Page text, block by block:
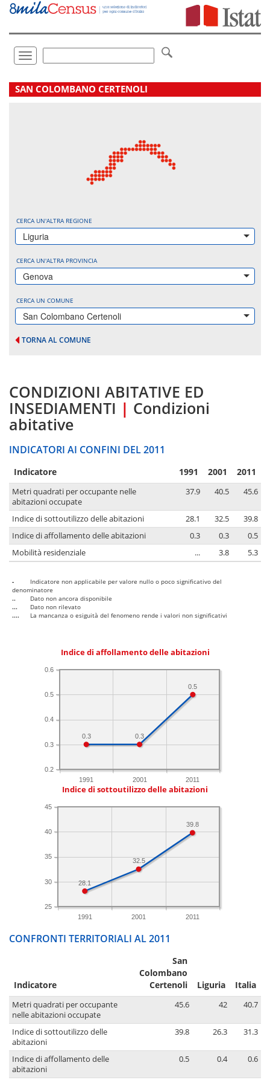
Vai
direttamente
Toggle
navigation
.
SAN COLOMBANO CERTENOLI
CERCA UN'ALTRA REGIONE
Liguria
CERCA UN'ALTRA PROVINCIA
Genova
CERCA UN COMUNE
San Colombano Certenoli
TORNA AL COMUNE
CONDIZIONI ABITATIVE ED
INSEDIAMENTI | Condizioni
abitative
INDICATORI AI CONFINI DEL 2011
Indicatore 1991 2001 2011
Metri quadrati per occupante nelle
abitazioni occupate
37.9 40.5 45.6
Indice di sottoutilizzo delle abitazioni 28.1 32.5
39.8
Indice di affollamento delle abitazioni
0.3 0.3
0.5
Mobilità residenziale
... 3.8 5.3
-
Indicatore non applicabile per valore nullo o poco significativo del
denominatore
..
Dato non ancora disponibile
...
Dato non rilevato
....
La mancanza o esiguità del fenomeno rende i valori non significativi
Indice di affollamento delle abitazioni
1991 2001 2011
0.2
0.3
0.4
0.5
0.6
0.5
0.3
0.3
Indice di sottoutilizzo delle abitazioni
1991 2001 2011
25
30
35
40
45
39.8
32.5
28.1
CONFRONTI TERRITORIALI AL 2011
Indicatore
San
Colombano
Certenoli
Liguria Italia
Metri quadrati per occupante
nelle abitazioni occupate
45.6 42 40.7
Indice di sottoutilizzo delle
abitazioni
39.8 26.3 31.3
Indice di affollamento delle
abitazioni
0.5 0.4 0.6